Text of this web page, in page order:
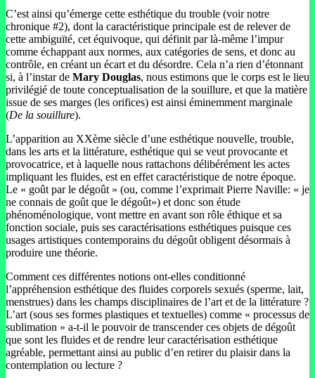
C’est ainsi qu’émerge cette esthétique du trouble (voir notre
chronique #2), dont la caractéristique principale est de relever de
cette ambiguïté, cet équivoque, qui définit par là-même l’impur
comme échappant aux normes, aux catégories de sens, et donc au
contrôle, en créant un écart et du désordre. Cela n’a rien d’étonnant
si, à l’instar de Mary Douglas, nous estimons que le corps est le lieu
privilégié de toute conceptualisation de la souillure, et que la matière
issue de ses marges (les orifices) est ainsi éminemment marginale
(De la souillure).
L’apparition au XXème siècle d’une esthétique nouvelle, trouble,
dans les arts et la littérature, esthétique qui se veut provocante et
provocatrice, et à laquelle nous rattachons délibérément les actes
impliquant les fluides, est en effet caractéristique de notre époque.
Le « goût par le dégoût » (ou, comme l’exprimait Pierre Naville: « je
ne connais de goût que le dégoût») et donc son étude
phénoménologique, vont mettre en avant son rôle éthique et sa
fonction sociale, puis ses caractérisations esthétiques puisque ces
usages artistiques contemporains du dégoût obligent désormais à
produire une théorie.
Comment ces différentes notions ont-elles conditionné
l’appréhension esthétique des fluides corporels sexués (sperme, lait,
menstrues) dans les champs disciplinaires de l’art et de la littérature ?
L’art (sous ses formes plastiques et textuelles) comme « processus de
sublimation » a-t-il le pouvoir de transcender ces objets de dégoût
que sont les fluides et de rendre leur caractérisation esthétique
agréable, permettant ainsi au public d’en retirer du plaisir dans la
contemplation ou lecture ?